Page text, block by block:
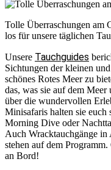
Tolle Überraschungen am
los für unsere täglichen
Unsere Tauchguides
Sichtungen der kleinen
schönes Rotes Meer zu
das, was sie auf dem Meer
über die wundervollen
Minisafaris halten sie euch
Morning Dive oder
Auch Wracktauchgänge
stehen auf dem
an Bord!